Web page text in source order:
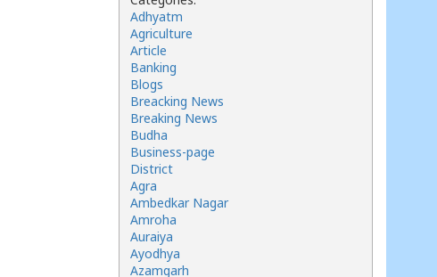
Adhyatm
Agriculture
Article
Banking
Blogs
Breacking News
Breaking News
Budha
Business-page
District
Agra
Ambedkar Nagar
Amroha
Auraiya
Ayodhya
Azamgarh